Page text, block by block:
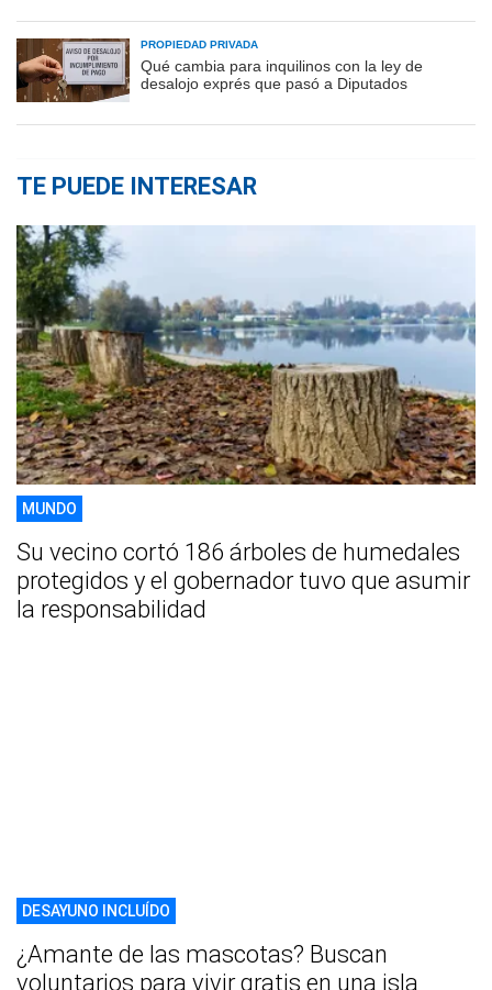
PROPIEDAD PRIVADA
Qué cambia para inquilinos con la ley de
desalojo exprés que pasó a Diputados
TE PUEDE INTERESAR
MUNDO
Su vecino cortó 186 árboles de humedales
protegidos y el gobernador tuvo que asumir
la responsabilidad
DESAYUNO INCLUÍDO
¿Amante de las mascotas? Buscan
voluntarios para vivir gratis en una isla